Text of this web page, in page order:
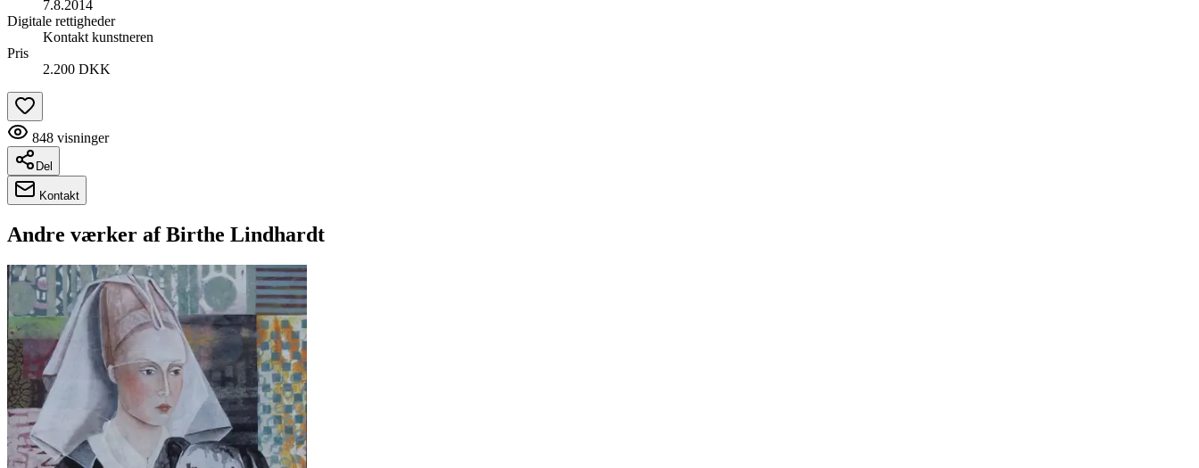
7.8.2014
Digitale rettigheder
Kontakt kunstneren
Pris
2.200 DKK
848 visninger
Del
Kontakt
Andre værker afBirthe Lindhardt